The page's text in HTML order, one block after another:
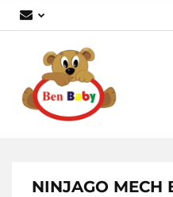
NINJAGO MECH